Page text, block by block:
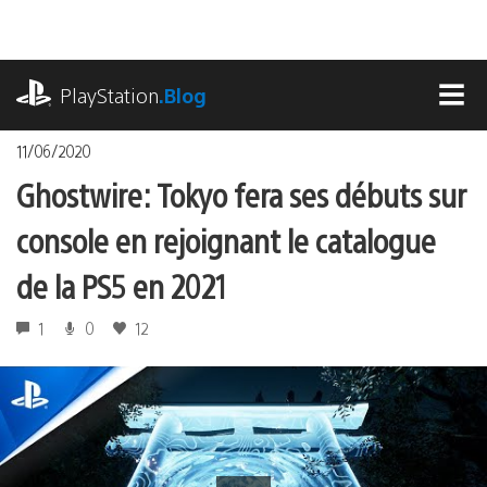
contenu
PlayStation.Blog
11/06/2020
Ghostwire: Tokyo fera ses débuts sur
console en rejoignant le catalogue
de la PS5 en 2021
1 0 12